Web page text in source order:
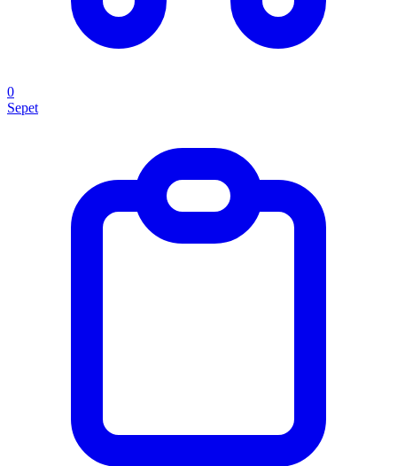
0
Sepet